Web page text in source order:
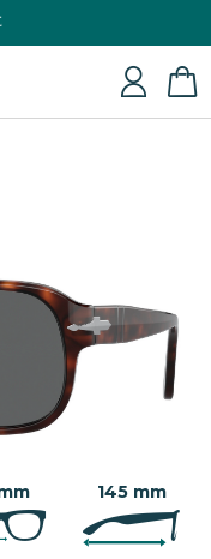
84
145 mm